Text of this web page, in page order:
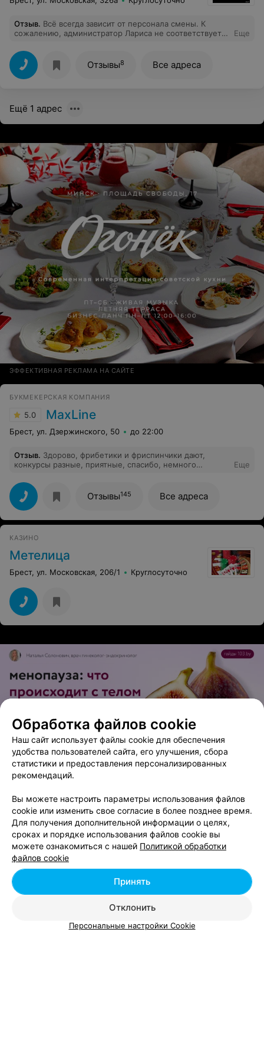
Отзыв. Всё всегда зависит от персонала смены. К
сожалению, администратор Лариса не соответствует
Еще
Отзывы8 Все адреса
Ещё 1 адрес
ЭФФЕКТИВНАЯ РЕКЛАМА НА САЙТЕ
БУКМЕКЕРСКАЯ КОМПАНИЯ
5.0 MaxLine
Брест, ул. Дзержинского, 50 до 22:00
Отзыв. Здорово, фрибетики и фриспинчики дают,
конкурсы разные, приятные, спасибо, немного
Еще
Отзывы145 Все адреса
КАЗИНО
Метелица
Брест, ул. Московская, 206/1 Круглосуточно
ЭФФЕКТИВНАЯ РЕКЛАМА НА САЙТЕ
Вам будет интересно
Фаст-фуд в Бресте
Винные бары в Бресте
Коктейль-бары в Бресте
Обработка файлов cookie
Наш сайт использует файлы cookie для обеспечения
удобства пользователей сайта, его улучшения, сбора
статистики и предоставления персонализированных
рекомендаций.
Вы можете настроить параметры использования файлов
cookie или изменить свое согласие в более позднее время.
Для получения дополнительной информации о целях,
сроках и порядке использования файлов cookie вы
можете ознакомиться с нашей Политикой обработки
файлов cookie
Отклонить
Принять
Персональные настройки Cookie